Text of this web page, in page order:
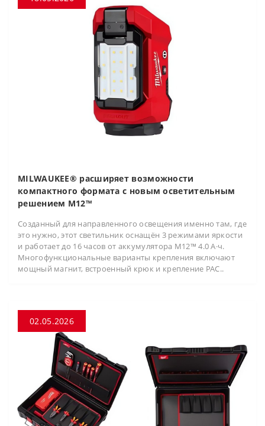
MILWAUKEE® расширяет возможности
компактного формата с новым осветительным
решением M12™
Созданный для направленного освещения именно там, где
это нужно, этот светильник оснащён 3 режимами яркости
и работает до 16 часов от аккумулятора M12™ 4.0 А·ч.
Многофункциональные варианты крепления включают
мощный магнит, встроенный крюк и крепление PAC..
02.05.2026